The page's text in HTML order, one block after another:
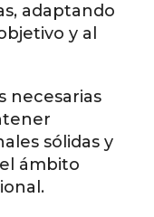
adaptando
y al
necesarias
sólidas y
ámbito